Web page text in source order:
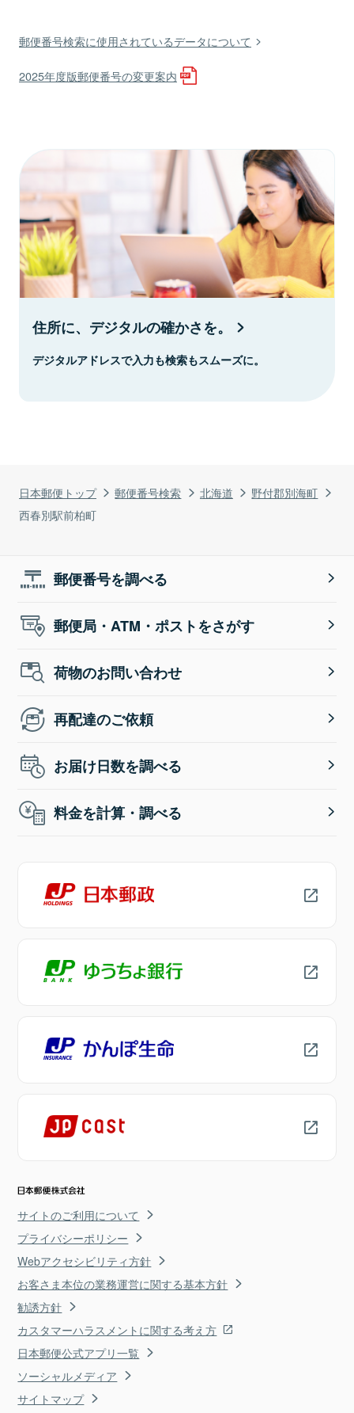
日本郵便トップ 郵便番号検索 北海道
野付郡別海町
西春別駅前柏町
郵便番号検索に使用されているデータについて
2025年度版郵便番号の変更案内
住所に、デジタルの確かさを。
デジタルアドレスで入力も検索もスムーズに。
郵便番号を調べる
郵便局・ATM・ポストをさがす
荷物のお問い合わせ
再配達のご依頼
お届け日数を調べる
料金を計算・調べる
サイトのご利用について
プライバシーポリシー
Webアクセシビリティ方針
お客さま本位の業務運営に関する基本方針
勧誘方針
カスタマーハラスメントに関する考え方
日本郵便公式アプリ一覧
ソーシャルメディア
サイトマップ